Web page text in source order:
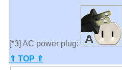
[*3] AC power plug:
⇑ TOP ⇑